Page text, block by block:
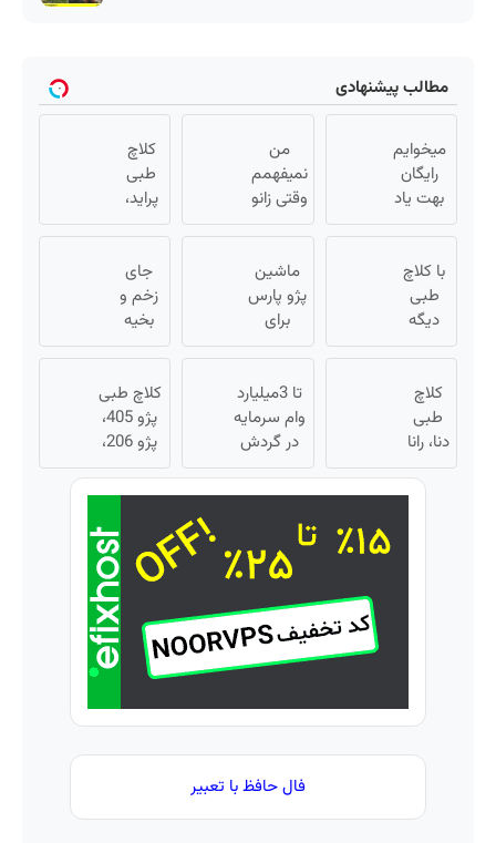
مطالب پیشنهادی
میخوایم
رایگان
بهت یاد
بدیم
پولدارشی!
باور نداری
امتحانش
مجانیه
من
نمیفهمم
وقتی زانو
درد
داره، چرا
دردش
رو داری
تحمل
کلاچ
طبی
پراید،
ساینا،
کوئیک
و ریو
✅
رانندگی
زانودرد
با کلاچ
طبی
دیگه
موقع
زانوهات
درد
نمی‌گیره
✅
ماشین
پژو پارس
برای
فروش
اینجا
سریع
بفروشش
جای
زخم و
بخیه
داری؟؟
هفته‌ای
محوش
کن!
کلاچ
طبی
دنا، رانا
و
سمند
تا 3میلیارد
وام سرمایه
در گردش
فروشندگان
=>
رو ثبت کن
کلاچ طبی
پژو 405،
پژو 206،
پژو 207 و
پژو پارس
خداحافظی
با زانودرد
فال حافظ با تعبیر